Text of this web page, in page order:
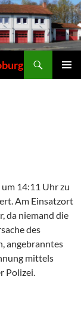
14:11 Uhr zu
Am Einsatzort
da niemand die
des
angebranntes
mittels
Polizei.